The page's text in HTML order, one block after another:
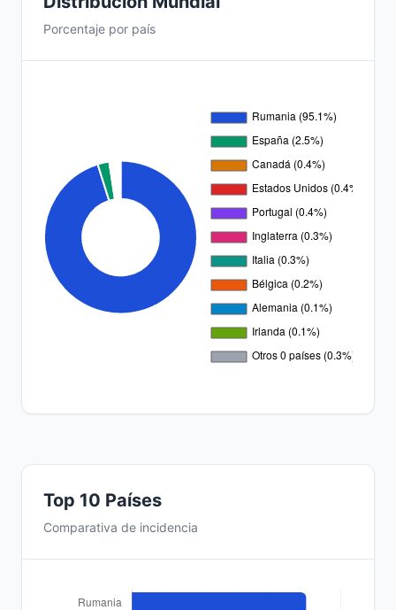
Porcentaje por país
Top 10 Países
Comparativa de incidencia